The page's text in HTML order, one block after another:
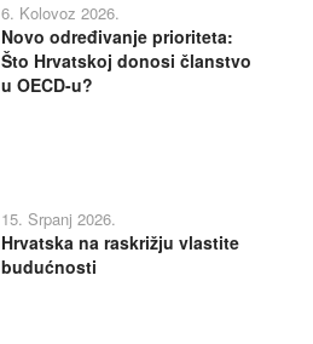
6. Kolovoz 2026.
Novo određivanje prioriteta:
Što Hrvatskoj donosi članstvo
u OECD-u?
15. Srpanj 2026.
Hrvatska na raskrižju vlastite
budućnosti